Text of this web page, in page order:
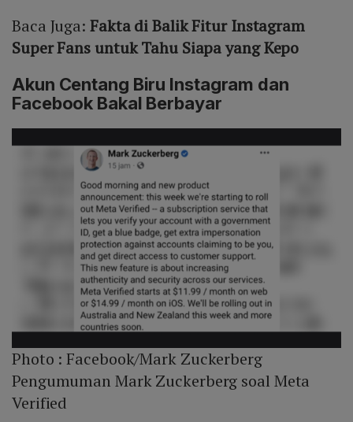
Baca Juga: Fakta di Balik Fitur Instagram
Super Fans untuk Tahu Siapa yang Kepo
Akun Centang Biru Instagram dan
Facebook Bakal Berbayar
Photo :Facebook/Mark Zuckerberg
Pengumuman Mark Zuckerberg soal Meta
Verified